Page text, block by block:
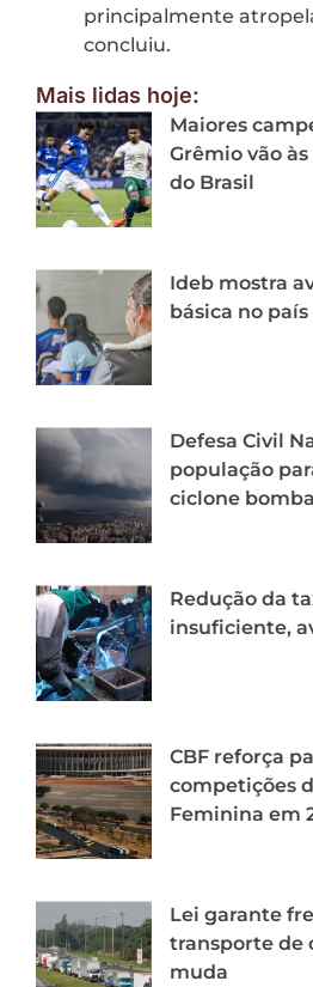
principalmente
concluiu.
Mais lidas hoje:
Maiores
Grêmio vão
do Brasil
Ideb mostra
básica no país
Defesa Civil
população
ciclone bomba
Redução da
insuficiente,
CBF reforça
competições
Feminina em
Lei garante
transporte de
muda